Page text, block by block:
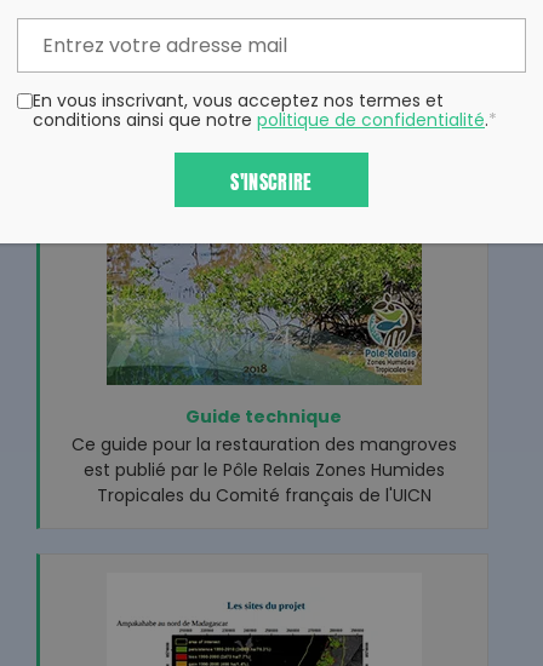
Guide technique
Ce guide pour la restauration des mangroves
est publié par le Pôle Relais Zones Humides
Tropicales du Comité français de l'UICN
En vous inscrivant, vous acceptez nos termes et
conditions ainsi que notre politique de confidentialité.*
S'INSCRIRE